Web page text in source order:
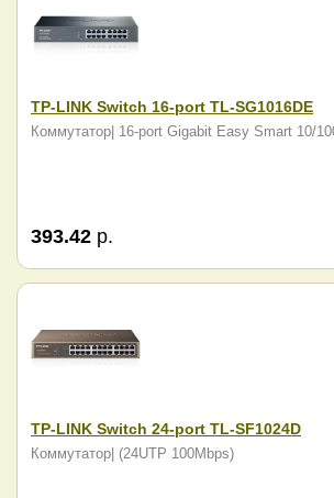
TP-LINK Switch 16-port TL-SG1016DE
Коммутатор| 16-port Gigabit Easy Smart 10/
393.42 р.
TP-LINK Switch 24-port TL-SF1024D
Коммутатор| (24UTP 100Mbps)